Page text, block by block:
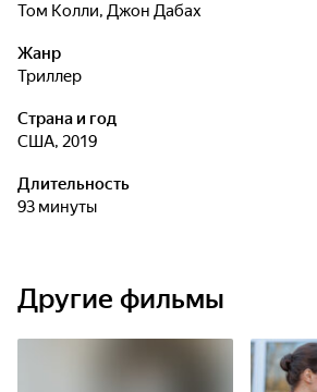
Том Колли, Джон Дабах
Жанр
триллер
Страна и год
США, 2019
Длительность
93 минуты
Другие фильмы